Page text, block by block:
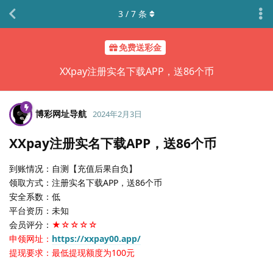
免费送彩金
XXpay注册实名下载APP，送86个币
3 / 7 条
博彩网址导航 2024年2月3日
XXpay注册实名下载APP，送86个币
到账情况：自测【充值后果自负】
领取方式：注册实名下载APP，送86个币
安全系数：低
平台资历：未知
会员评分： ★☆☆☆☆
申领网址： https://xxpay00.app/
提现要求：最低提现额度为100元